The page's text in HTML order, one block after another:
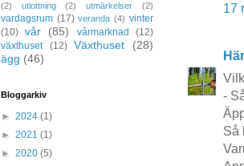
17
-
Så
(2)
utlottning (2) utmärkelser (2)
vardagsrum (17) veranda (4) vinter
(10) vår (85) vårmarknad
(12)
växthuset
(12) Växthuset
(28)
ägg (46)
Bloggarkiv
► 2024 (1)
► 2021 (1)
► 2020 (5)